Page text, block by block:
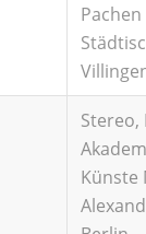
Pachen
Stereo,
Künste